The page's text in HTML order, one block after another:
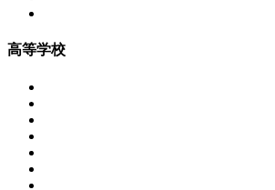
高等学校